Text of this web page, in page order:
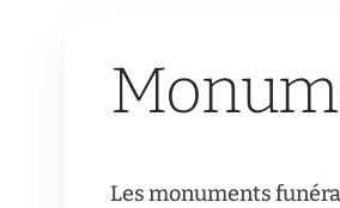
Les monuments